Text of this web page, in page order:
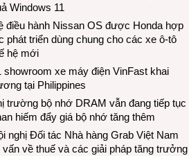
Windows 11
điều hành Nissan OS được Honda hợp
phát triển dùng chung cho các xe ô-tô
hệ mới
showroom xe máy điện VinFast khai
tại Philippines
trường bộ nhớ DRAM vẫn đang tiếp tục
hiếm đẩy giá bộ nhớ tăng thêm
nghị Đối tác Nhà hàng Grab Việt Nam
về thuế và các giải pháp tăng trưởng